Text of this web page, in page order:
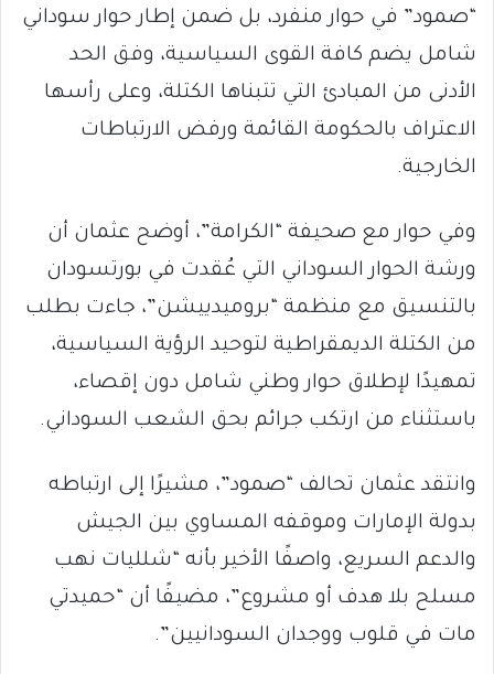
“صمود” في حوار منفرد، بل ضمن إطار حوار سوداني
شامل يضم كافة القوى السياسية، وفق الحد
الأدنى من المبادئ التي تتبناها الكتلة، وعلى رأسها
الاعتراف بالحكومة القائمة ورفض الارتباطات
الخارجية.
وفي حوار مع صحيفة “الكرامة”، أوضح عثمان أن
ورشة الحوار السوداني التي عُقدت في بورتسودان
بالتنسيق مع منظمة “بروميدييشن”، جاءت بطلب
من الكتلة الديمقراطية لتوحيد الرؤية السياسية،
تمهيدًا لإطلاق حوار وطني شامل دون إقصاء،
باستثناء من ارتكب جرائم بحق الشعب السوداني.
وانتقد عثمان تحالف “صمود”، مشيرًا إلى ارتباطه
بدولة الإمارات وموقفه المساوي بين الجيش
والدعم السريع، واصفًا الأخير بأنه “شلليات نهب
مسلح بلا هدف أو مشروع”، مضيفًا أن “حميدتي
مات في قلوب ووجدان السودانيين”.